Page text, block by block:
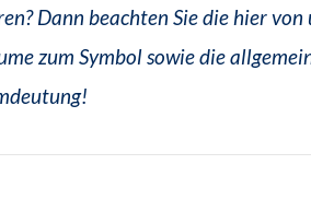
Dann beachten Sie die hier von
zum Symbol sowie die